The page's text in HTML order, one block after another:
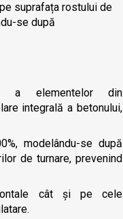
suprafața rostului de
se după
a elementelor din
integrală a betonului,
modelându-se după
de turnare, prevenind
cât și pe cele